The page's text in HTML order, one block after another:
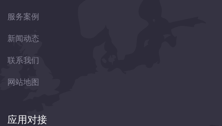
服务案例
新闻动态
联系我们
网站地图
应用对接